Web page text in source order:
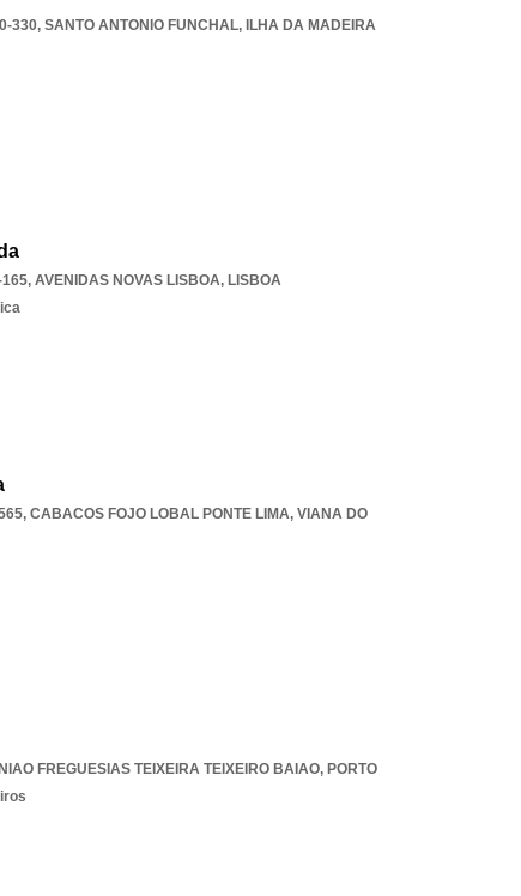
330, SANTO ANTONIO FUNCHAL, ILHA DA MADEIRA
165, AVENIDAS NOVAS LISBOA, LISBOA
, CABACOS FOJO LOBAL PONTE LIMA, VIANA DO
FREGUESIAS TEIXEIRA TEIXEIRO BAIAO, PORTO